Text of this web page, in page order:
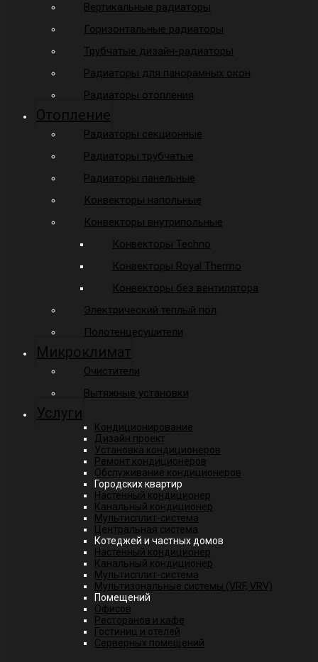
Вертикальные радиаторы
Горизонтальные радиаторы
Трубчатые дизайн-радиаторы
Радиаторы для панорамных окон
Радиаторы отопления
Отопление
Радиаторы секционные
Радиаторы трубчатые
Радиаторы панельные
Конвекторы напольные
Конвекторы внутрипольные
Конвекторы Techno
Конвекторы Royal Thermo
Конвекторы без вентилятора
Электрический теплый пол
Полотенцесушители
Микроклимат
Очистители
Вытяжные установки
Услуги
Кондиционирование
Дизайн проект
Установка кондиционеров
Ремонт кондиционеров
Обслуживание кондиционеров
Городских квартир
Настенный кондиционер
Канальный кондиционер
Мультисплит-система
Центральная система
Котеджей и частных домов
Настенный кондиционер
Канальный кондиционер
Мультисплит-система
Мультизональные системы (VRF, VRV)
Помещений
Офисов
Ресторанов и кафе
Гостиниц и отелей
Серверных помещений